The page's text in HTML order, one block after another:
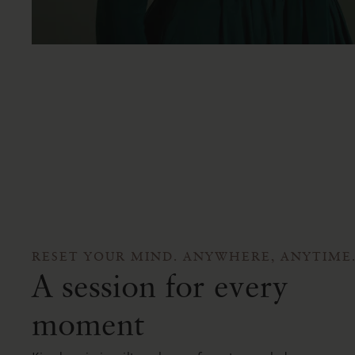
RESET YOUR MIND. ANYWHERE,
A session for every
moment